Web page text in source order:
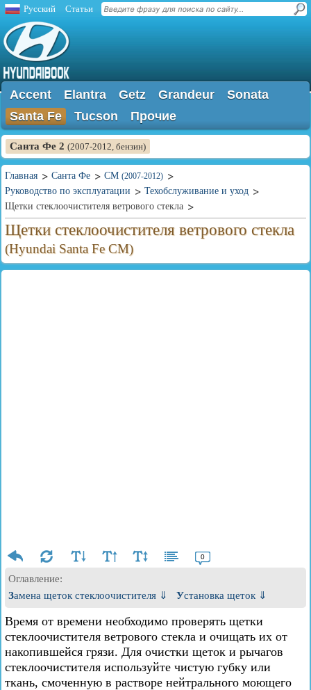
Русский Статьи
Accent Elantra Getz Grandeur
Sonata
Santa Fe
Tucson Прочие
Санта Фе 2 (2007-2012, бензин)
Главная Санта Фе CM (2007-2012)
Руководство по эксплуатации
Техобслуживание и уход
Щетки стеклоочистителя ветрового стекла
Щетки стеклоочистителя ветрового стекла
(Hyundai Santa Fe CM)
0
Оглавление:
Замена щеток стеклоочистителя ⇓
Установка щеток ⇓
Время от времени необходимо проверять щетки
стеклоочистителя ветрового стекла и очищать их от
накопившейся грязи. Для очистки щеток и рычагов
стеклоочистителя используйте чистую губку или
ткань, смоченную в растворе нейтрального моющего